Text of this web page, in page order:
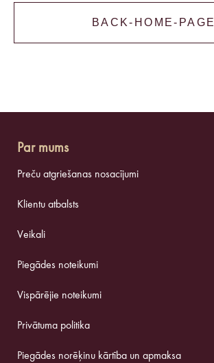
BACK-HOME-PAGE
Par mums
Preču atgriešanas nosacījumi
Klientu atbalsts
Veikali
Piegādes noteikumi
Vispārējie noteikumi
Privātuma politika
Piegādes norēķinu kārtība un apmaksa